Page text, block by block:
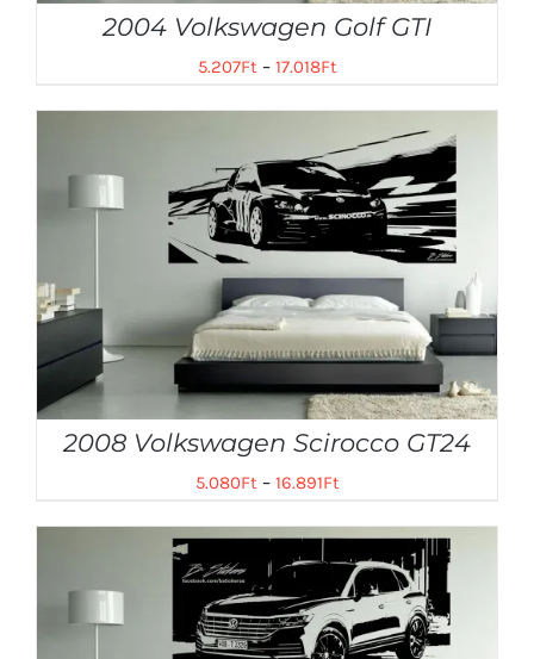
2004 Volkswagen Golf GTI
5.207Ft– 17.018Ft
2008 Volkswagen Scirocco GT24
5.080Ft– 16.891Ft